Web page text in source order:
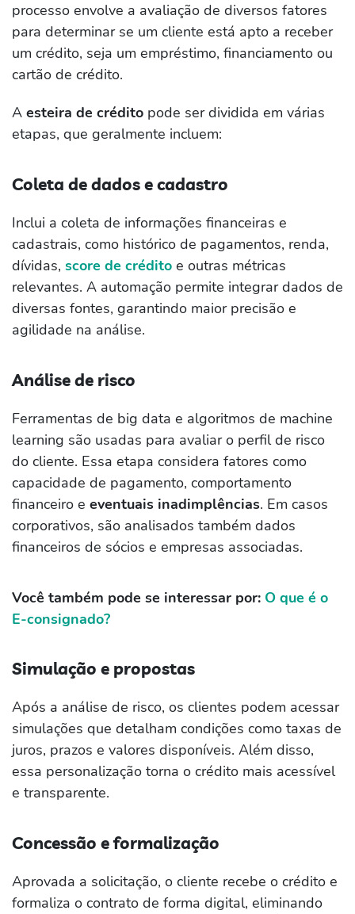
processo envolve a avaliação de diversos fatores
para determinar se um cliente está apto a receber
um crédito, seja um empréstimo, financiamento ou
cartão de crédito.
A esteira de crédito pode ser dividida em várias
etapas, que geralmente incluem:
Coleta de dados e cadastro
Inclui a coleta de informações financeiras e
cadastrais, como histórico de pagamentos, renda,
dívidas, score de crédito e outras métricas
relevantes. A automação permite integrar dados de
diversas fontes, garantindo maior precisão e
agilidade na análise.
Análise de risco
Ferramentas de big data e algoritmos de machine
learning são usadas para avaliar o perfil de risco
do cliente. Essa etapa considera fatores como
capacidade de pagamento, comportamento
financeiro e eventuais inadimplências. Em casos
corporativos, são analisados também dados
financeiros de sócios e empresas associadas.
Você também pode se interessar por: O que é o
E-consignado?
Simulação e propostas
Após a análise de risco, os clientes podem acessar
simulações que detalham condições como taxas de
juros, prazos e valores disponíveis. Além disso,
essa personalização torna o crédito mais acessível
e transparente.
Concessão e formalização
Aprovada a solicitação, o cliente recebe o crédito e
formaliza o contrato de forma digital, eliminando